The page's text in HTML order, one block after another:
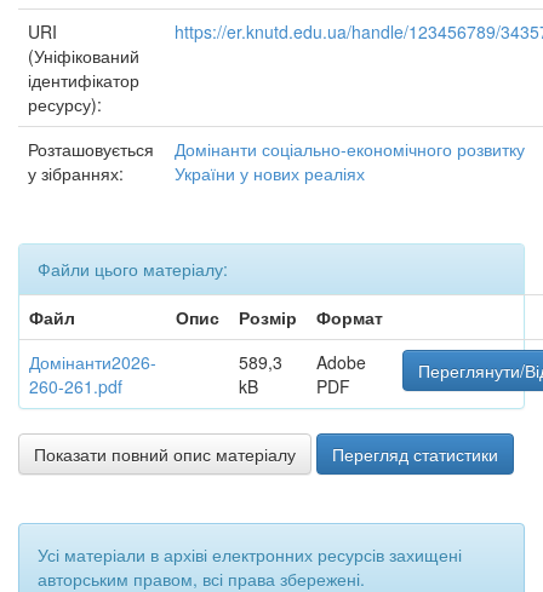
URI
(Уніфікований
ідентифікатор
ресурсу):
https://er.knutd.edu.ua/handle/123456789/
Розташовується
у зібраннях:
Домінанти соціально-економічного розвитку
України у нових реаліях
Файли цього матеріалу:
Файл
Опис Розмір
Формат
Домінанти2026-
260-261.pdf
589,3
kB
Adobe
PDF
Переглянути/
Показати повний опис матеріалу Перегляд статистики
Усі матеріали в архіві електронних ресурсів захищені
авторським правом, всі права збережені.